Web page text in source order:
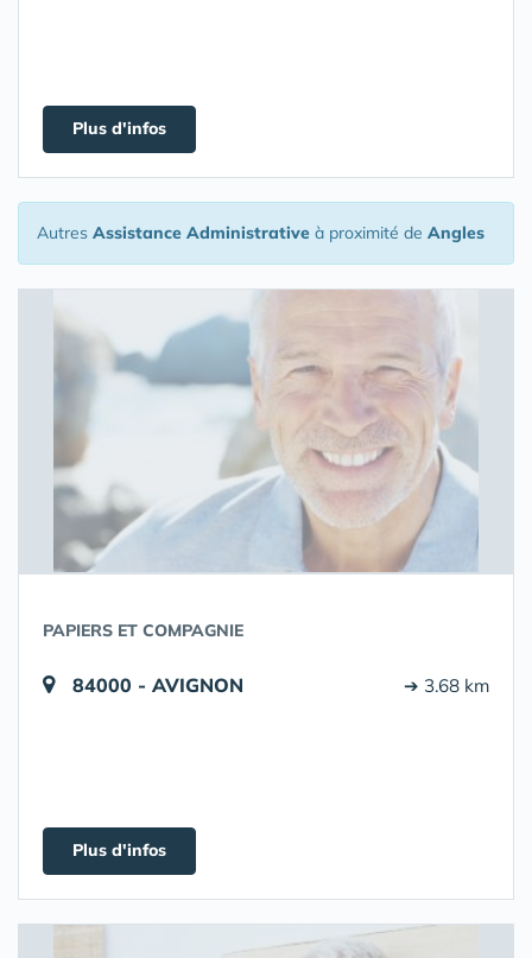
Plus d'infos
Autres Assistance Administrative à proximité de Angles
PAPIERS ET COMPAGNIE
84000 - AVIGNON ➔ 3.68 km
Plus d'infos